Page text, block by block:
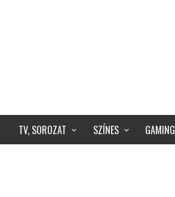
TV, SOROZAT SZÍNES GAMING